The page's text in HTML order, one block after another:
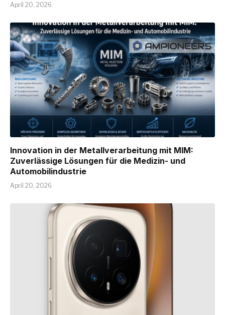
April 20, 2026
Innovation in der Metallverarbeitung mit MIM:
Zuverlässige Lösungen für die Medizin- und
Automobilindustrie
April 20, 2026